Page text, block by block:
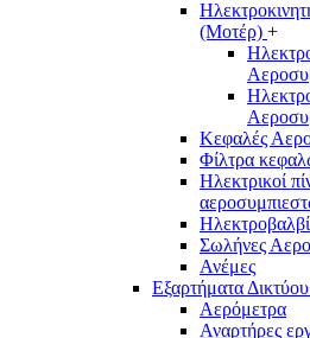
(Μοτέρ) +
Κεφαλές
Φίλτρα
Ηλεκτρικοί
Σωλήνες
Ανέμες
Εξαρτήματα
Αερόμετρα
Αναρτήρες